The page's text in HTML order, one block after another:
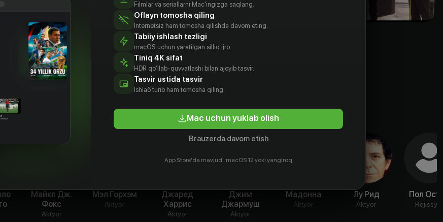
не связанное сюжетом. Это картинки,
- маленькие осколки мозаики, из которых
общую картину, а память
эту картину издалека.
Brooklyn»
Майкл Дж.
Фокс
Aktyor
Мэл Горхэм
Aktyor
Джаред
Харрис
Aktyor
Джим
Джармуш
Aktyor
Мадонна
Aktyor
Лу Рид
Aktyor
Пол
Rejissyor
Filmlar va seriallarni Mac'ingizga saqlang.
Oflayn tomosha qiling
Internetsiz ham tomosha qilishda davom eting.
Tabiiy ishlash tezligi
macOS uchun yaratilgan silliq ijro.
Tiniq 4K sifat
HDR qo'llab-quvvatlashi bilan ajoyib tasvir.
Tasvir ustida tasvir
Ishlаб turib ham tomosha qiling.
Mac uchun yuklab olish
Brauzerda davom etish
App Store'da mavjud · macOS 12 yoki yangiroq